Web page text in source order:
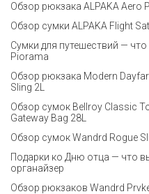
Обзор рюкзака ALPAKA Aero
Обзор сумки ALPAKA Flight
Сумки для путешествий — что
Piorama
Обзор рюкзака Modern
Sling 2L
Обзор сумок Bellroy Classic
Gateway Bag 28L
Обзор сумок Wandrd Rogue
Подарки ко Дню отца — что
органайзер
Обзор рюкзаков Wandrd